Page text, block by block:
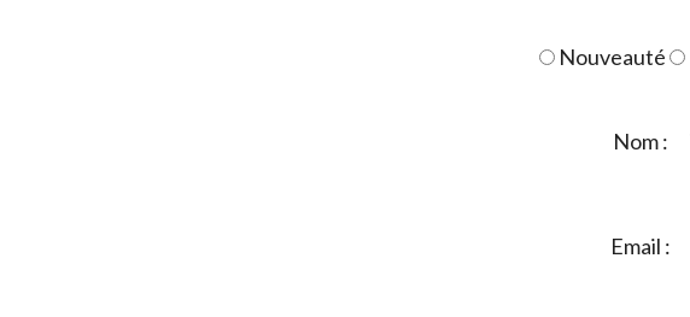
Nouveauté
Nom :
Email :